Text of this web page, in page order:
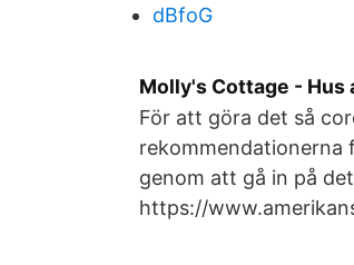
dBfoG
Molly's Cottage - Hus
För att göra det så
rekommendationerna
genom att gå in på
https://